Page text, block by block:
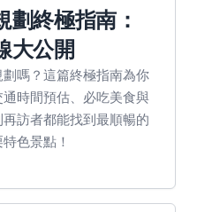
劃終極指南：
大公開
嗎？這篇終極指南為你
時間預估、必吃美食與
訪者都能找到最順暢的
色景點！